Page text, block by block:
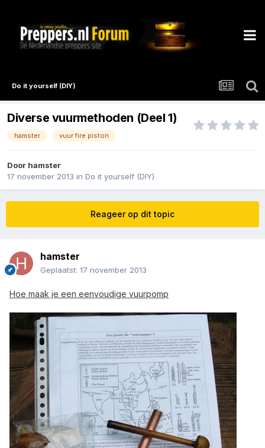
Do it yourself (DIY)
Diverse vuurmethoden (Deel 1)
hamster vuur fire piston
Door hamster
17 november 2013 in Do it yourself (DIY)
Reageer op dit topic
hamster
Geplaatst: 17 november 2013
Hoe maak je een eenvoudige vuurpomp